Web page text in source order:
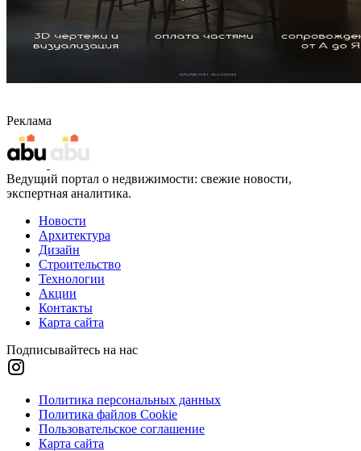
Реклама
Ведущий портал о недвижимости: свежие новости,
экспертная аналитика.
Новости
Архитектура
Дизайн
Строительство
Технологии
Акции
Контакты
Карта сайта
Подписывайтесь на нас
Политика персональных данных
Политика файлов Cookie
Пользовательское соглашение
Карта сайта